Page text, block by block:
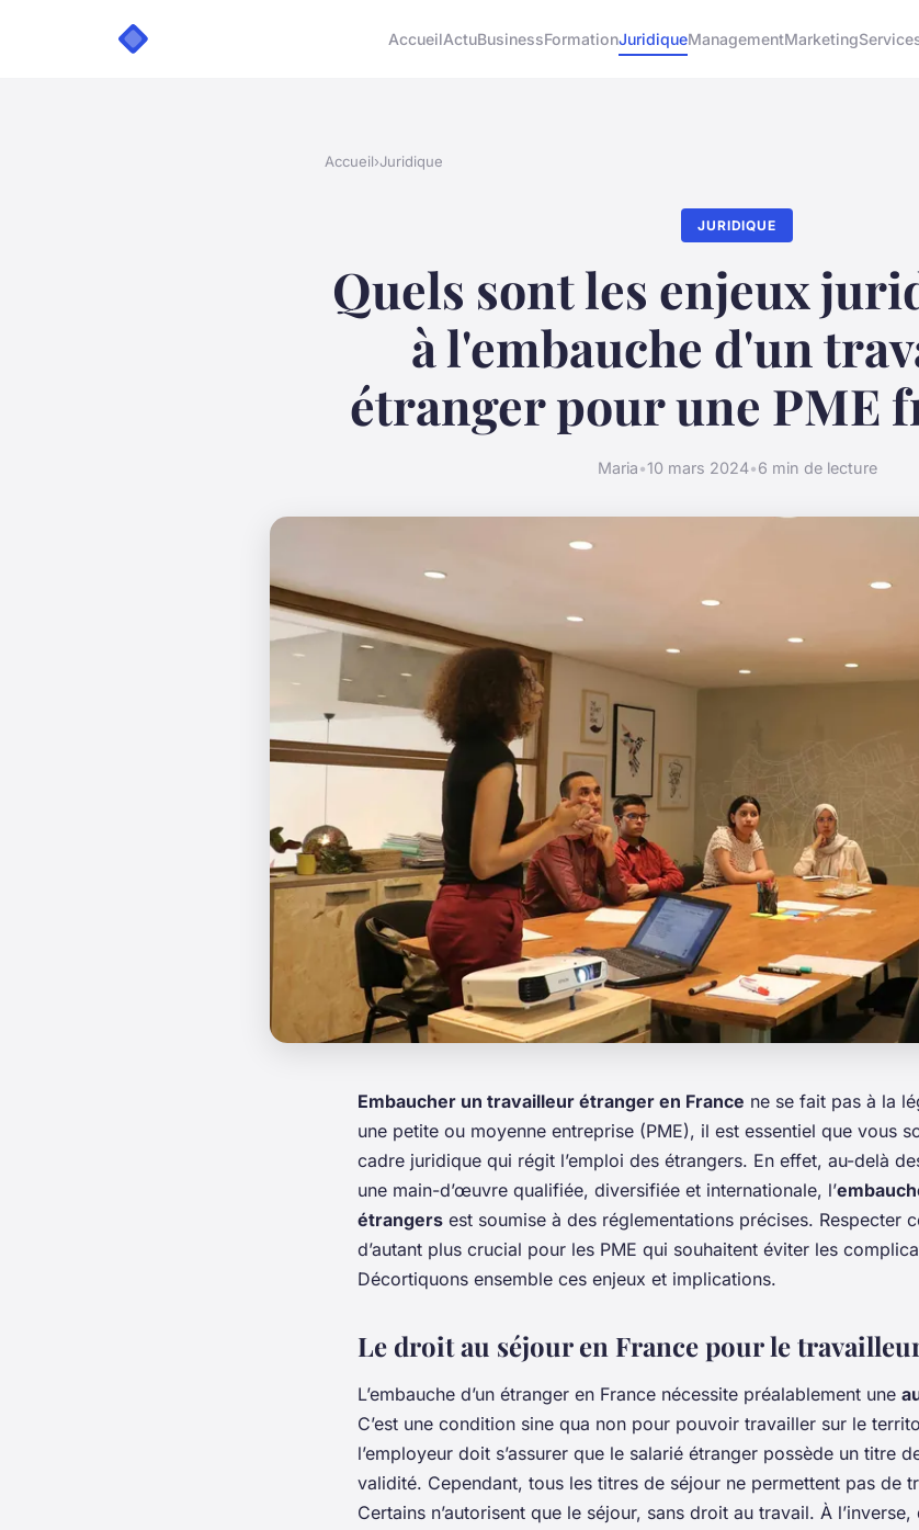
AccueilActuBusinessFormationJuridiqueManagementMarketing
Accueil›Juridique
JURIDIQUE
Quels sont les enjeux
à l'embauche d'un
étranger pour une PME
Maria•10 mars 2024•6 min de lecture
Embaucher un travailleur étranger en France ne se fait pas à la
une petite ou moyenne entreprise (PME), il est essentiel que vous
cadre juridique qui régit l’emploi des étrangers. En effet, au-delà
une main-d’œuvre qualifiée, diversifiée et internationale, l’
étrangers est soumise à des réglementations précises. Respecter
d’autant plus crucial pour les PME qui souhaitent éviter les
Décortiquons ensemble ces enjeux et implications.
Le droit au séjour en France pour le
L’embauche d’un étranger en France nécessite préalablement une
C’est une condition sine qua non pour pouvoir travailler sur le
l’employeur doit s’assurer que le salarié étranger possède un titre
validité. Cependant, tous les titres de séjour ne permettent pas de
Certains n’autorisent que le séjour, sans droit au travail. À l’inverse,